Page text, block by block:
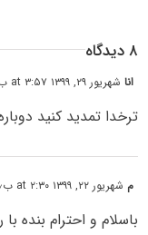
۸ دیدگاه
اناشهریور ۲۹, ۱۳۹۹ at ۳:۵۷ ب٫ظ
ترخدا تمدید کنید
م شهریور ۲۲, ۱۳۹۹ at ۲:۳۰ ب٫ظ